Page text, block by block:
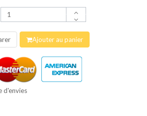
Ajouter au panier
d'envies